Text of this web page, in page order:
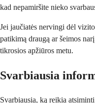
kad nepamiršite nieko
Jei jaučiatės nervingi dėl
patikimą draugą ar šeimos
tikrosios apžiūros metu.
Svarbiausia
Svarbiausia, ką reikia